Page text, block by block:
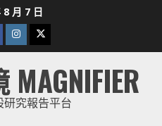
8 月 7 日
Instagram
Twitter
究報告平台